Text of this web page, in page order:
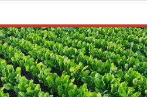
zbóż – program
i skuteczna strategia